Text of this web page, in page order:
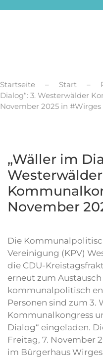
Startseite Start
Dialog“: 3. Westerwälder
November 2025 in #Wirges
„Wäller im
Westerwälder
November
Die
Vereinigung (KPV)
die CDU-
erneut zum Austausch
kommunalpolitisch
Personen sind zum 3.
Kommunalkongress
Dialog“ eingeladen.
Freitag, 7. November
im Bürgerhaus